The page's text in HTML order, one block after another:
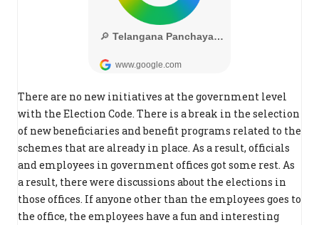
There are no new initiatives at the government level
with the Election Code. There is a break in the selection
of new beneficiaries and benefit programs related to the
schemes that are already in place. As a result, officials
and employees in government offices got some rest. As
a result, there were discussions about the elections in
those offices. If anyone other than the employees goes to
the office, the employees have a fun and interesting